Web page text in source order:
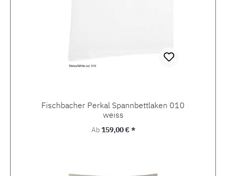
Fischbacher Perkal Spannbettlaken 010
weiss
Regulärer Preis:
Ab159,00 € *